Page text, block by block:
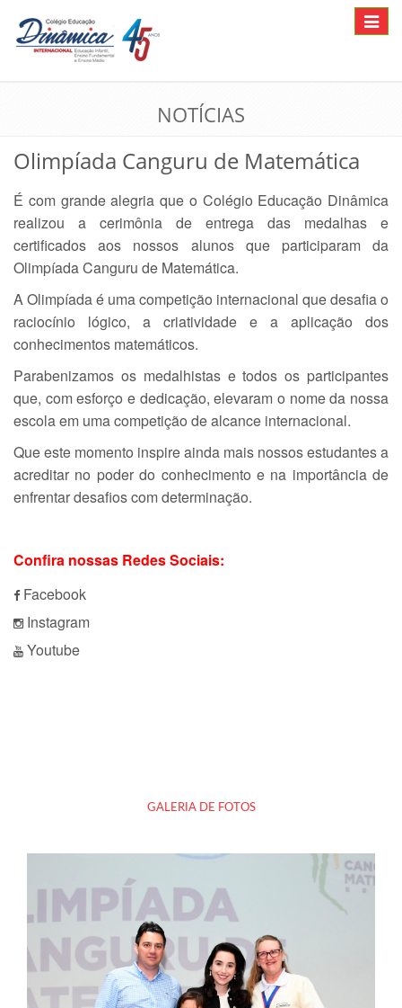
Toggle
NOTÍCIAS
Olimpíada Canguru de Matemática
É com grande alegria que o Colégio Educação Dinâmica
realizou a cerimônia de entrega das medalhas e
certificados aos nossos alunos que participaram da
Olimpíada Canguru de Matemática.
A Olimpíada é uma competição internacional que desafia o
raciocínio lógico, a criatividade e a aplicação dos
conhecimentos matemáticos.
Parabenizamos os medalhistas e todos os participantes
que, com esforço e dedicação, elevaram o nome da nossa
escola em uma competição de alcance internacional.
Que este momento inspire ainda mais nossos estudantes a
acreditar no poder do conhecimento e na importância de
enfrentar desafios com determinação.
Confira nossas Redes Sociais:
Facebook
Instagram
Youtube
GALERIA DE FOTOS